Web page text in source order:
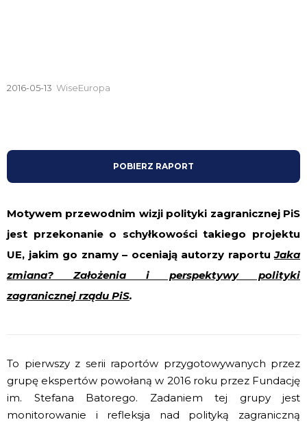
2016-05-13 WiseEuropa
POBIERZ RAPORT
Motywem przewodnim wizji polityki zagranicznej PiS
jest przekonanie o schyłkowości takiego projektu
UE, jakim go znamy – oceniają autorzy raportuJaka
zmiana? Założenia i perspektywy polityki
zagranicznej rządu PiS.
To pierwszy z serii raportów przygotowywanych przez
grupę ekspertów powołaną w 2016 roku przez Fundację
im. Stefana Batorego. Zadaniem tej grupy jest
monitorowanie i refleksja nad polityką zagraniczną